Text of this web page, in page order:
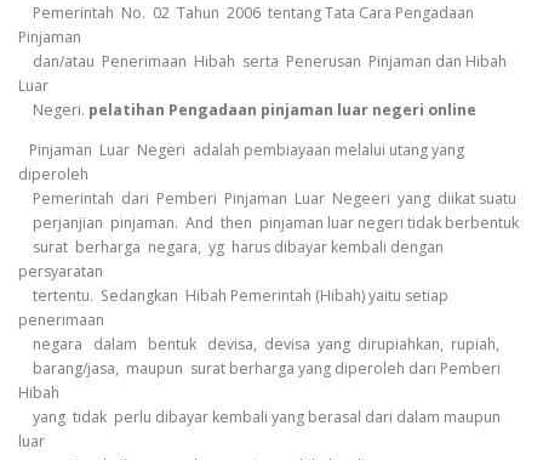
Pemerintah No. 02 Tahun 2006 tentang Tata Cara Pengadaan
Pinjaman
dan/atau Penerimaan Hibah serta Penerusan Pinjaman dan Hibah
Luar
Negeri. pelatihan Pengadaan pinjaman luar negeri online
Pinjaman Luar Negeri adalah pembiayaan melalui utang yang
diperoleh
Pemerintah dari Pemberi Pinjaman Luar Negeeri yang diikat suatu
perjanjian pinjaman. And then pinjaman luar negeri tidak berbentuk
surat berharga negara, yg harus dibayar kembali dengan
persyaratan
tertentu. Sedangkan Hibah Pemerintah (Hibah) yaitu setiap
penerimaan
negara dalam bentuk devisa, devisa yang dirupiahkan, rupiah,
barang/jasa, maupun surat berharga yang diperoleh dari Pemberi
Hibah
yang tidak perlu dibayar kembali yang berasal dari dalam maupun
luar